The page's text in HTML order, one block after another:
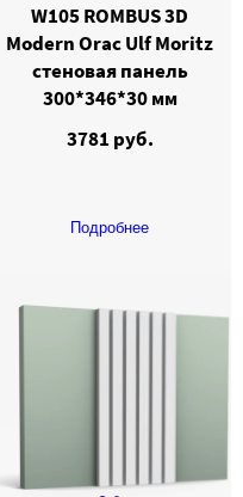
W105 ROMBUS 3D
Modern Orac Ulf Moritz
стеновая панель
300*346*30 мм
3781 руб.
Подробнее